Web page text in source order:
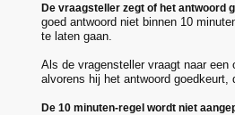
De vraagsteller zegt of het antwoord
goed antwoord niet binnen 10
te laten gaan.
Als de vragensteller vraagt naar
alvorens hij het antwoord
De 10 minuten-regel wordt niet